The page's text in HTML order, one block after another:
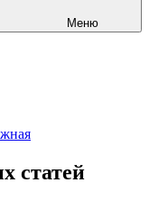
Меню
статей